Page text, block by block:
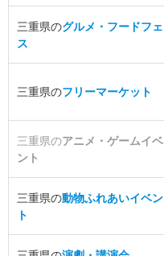
三重県のグルメ・フードフェ
ス
三重県のフリーマーケット
三重県のアニメ・ゲームイベ
ント
三重県の動物ふれあいイベン
ト